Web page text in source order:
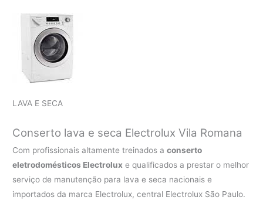
LAVA E SECA
Conserto lava e seca ElectroluxVila Romana
Com profissionais altamente treinados aconserto
eletrodomésticos Electrolux e qualificados a prestar o melhor
serviço de manutenção para lava e seca nacionais e
importados da marca Electrolux, central Electrolux São Paulo.